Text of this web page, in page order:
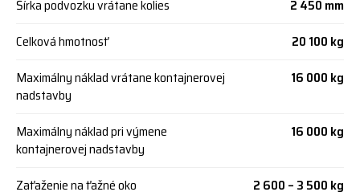
Šírka podvozku vrátane kolies
2 450 mm
Celková hmotnosť
20 100 kg
Maximálny náklad vrátane kontajnerovej
nadstavby
16 000 kg
Maximálny náklad pri výmene
kontajnerovej nadstavby
16 000 kg
Zaťaženie na ťažné oko
2 600 – 3 500 kg